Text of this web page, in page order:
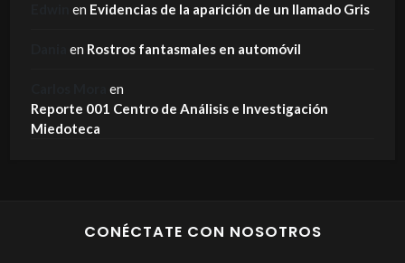
en Evidencias de la aparición de un llamado Gris
en Rostros fantasmales en automóvil
en
Reporte 001 Centro de Análisis e Investigación
Miedoteca
CONÉCTATE CON NOSOTROS